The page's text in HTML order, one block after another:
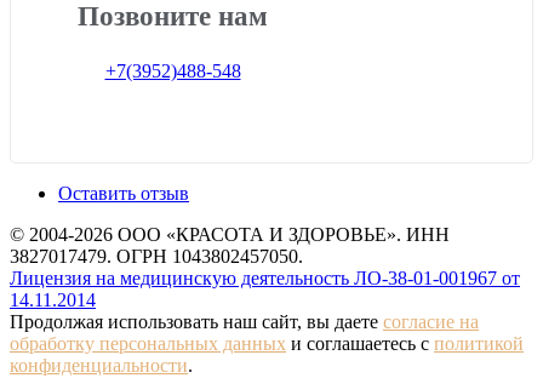
Позвоните нам
+7(3952)488-548
Оставить отзыв
© 2004-2026 ООО «КРАСОТА И ЗДОРОВЬЕ». ИНН
3827017479. ОГРН 1043802457050.
Лицензия на медицинскую деятельность ЛО-38-01-001967 от
14.11.2014
Продолжая использовать наш сайт, вы даете согласие на
обработку персональных данных и соглашаетесь с политикой
конфиденциальности.